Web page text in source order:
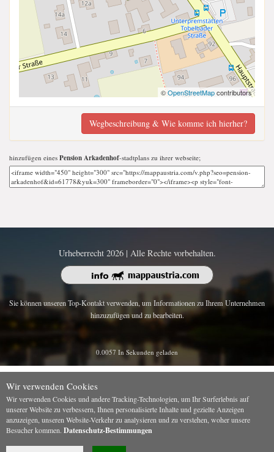
©OpenStreetMapcontributors
Wegbeschreibung & Wie komme ich hierher?
hinzufügen eines Pension Arkadenhof-stadtplans zu ihrer webseite;
Urheberrecht 2026 | Alle Rechte vorbehalten.
Sie können unseren Top-Kontakt verwenden, um Informationen zu Ihrem Unternehmen
hinzuzufügen und zu bearbeiten.
0.0057 In Sekunden geladen
Wir verwenden Cookies
Wir verwenden Cookies und andere Tracking-Technologien, um Ihr Surferlebnis auf
unserer Website zu verbessern, Ihnen personalisierte Inhalte und gezielte Anzeigen
anzuzeigen, unseren Website-Verkehr zu analysieren und zu verstehen, woher unsere
Besucher kommen. Datenschutz-Bestimmungen